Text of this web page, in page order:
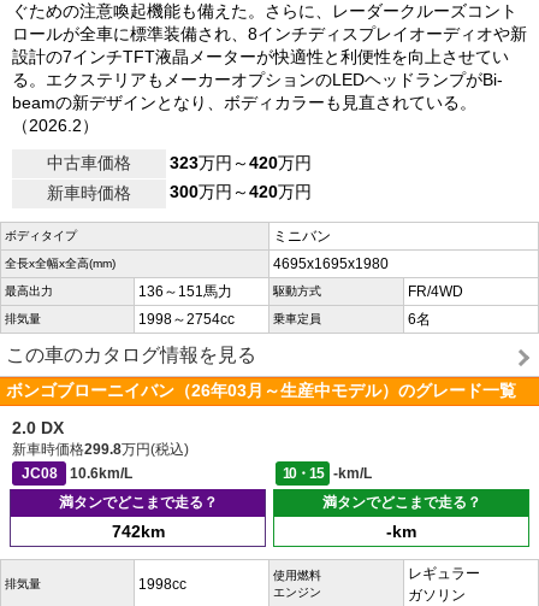
ぐための注意喚起機能も備えた。さらに、レーダークルーズコント
ロールが全車に標準装備され、8インチディスプレイオーディオや新
設計の7インチTFT液晶メーターが快適性と利便性を向上させてい
る。エクステリアもメーカーオプションのLEDヘッドランプがBi-
beamの新デザインとなり、ボディカラーも見直されている。
（2026.2）
中古車価格
323万円～420万円
新車時価格
300万円～420万円
ボディタイプ ミニバン
全長x全幅x全高(mm) 4695x1695x1980
最高出力 136～151馬力 駆動方式 FR/4WD
排気量 1998～2754cc 乗車定員 6名
この車のカタログ情報を見る
ボンゴブローニイバン（26年03月～生産中モデル）のグレード一覧
2.0 DX
新車時価格299.8万円(税込)
JC08
10.6km/L 10・15
-km/L
満タンでどこまで走る？
742km
満タンでどこまで走る？
-km
排気量 1998cc
使用燃料
エンジン
レギュラー
ガソリン